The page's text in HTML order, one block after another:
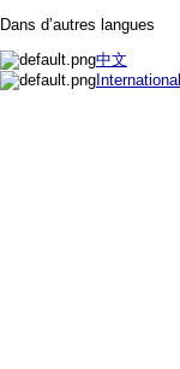
Dans d’autres langues
中文
International